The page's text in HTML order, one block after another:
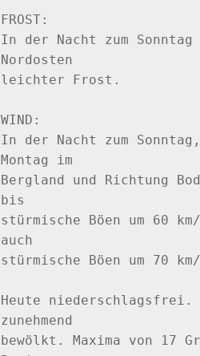
FROST:
In der Nacht zum
Nordosten
leichter Frost.
WIND:
In der Nacht zum
Montag im
Bergland und Richtung
bis
stürmische Böen um 60
auch
stürmische Böen um 70
Heute niederschlagsfrei.
zunehmend
bewölkt. Maxima von 17